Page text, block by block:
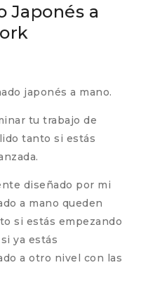
Japonés a
japonés a mano.
tu trabajo de
tanto si estás
diseñado por mi
a mano queden
si estás empezando
ya estás
a otro nivel con las